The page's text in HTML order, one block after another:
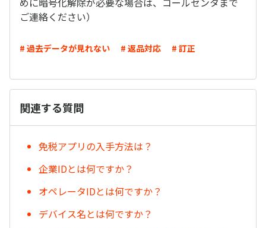
ご連絡ください）
# 過去データが見れない # 返品対応 # 訂正
関連する質問
免税アプリの入手方法は？
企業IDとは何ですか？
オペレータIDとは何ですか？
デバイス名とは何ですか？